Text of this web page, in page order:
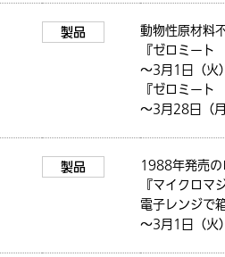
製品
動物性原材料
『ゼロミート
～3月1日（火
『ゼロミー
～3月28日（
製品
1988年発売
『マイクロ
電子レンジで
～3月1日（火